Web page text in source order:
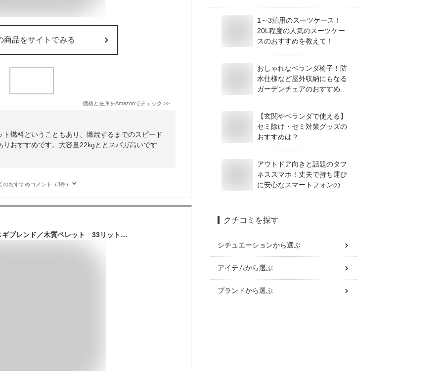
商品をサイトでみる
価格と在庫をAmazonでチェック >>
燃料ということもあり、燃焼するまでのスピード
おすすめです。大容量22kgととスパガ高いです
のおすすめコメント（3件）
香り高い＼ヒノキ・スギブレンド／木質ペレット 33リットル 20kg 猫トイレ 檜・杉 ペレット ストーブ 燃料・猫砂用 (ネコ砂・ねこ砂)用として使用可能！
1～3泊用のスーツケース！
20L程度の人気のスーツケー
スのおすすめを教えて！
おしゃれなベランダ椅子！防
水仕様など屋外収納にもなる
ガーデンチェアのおすすめ
【玄関やベランダで使える】
セミ除け・セミ対策グッズの
おすすめは？
アウトドア向きと話題のタフ
ネススマホ！丈夫で持ち運び
に安心なスマートフォンのお
クチコミを探す
シチュエーションから選ぶ
アイテムから選ぶ
ブランドから選ぶ